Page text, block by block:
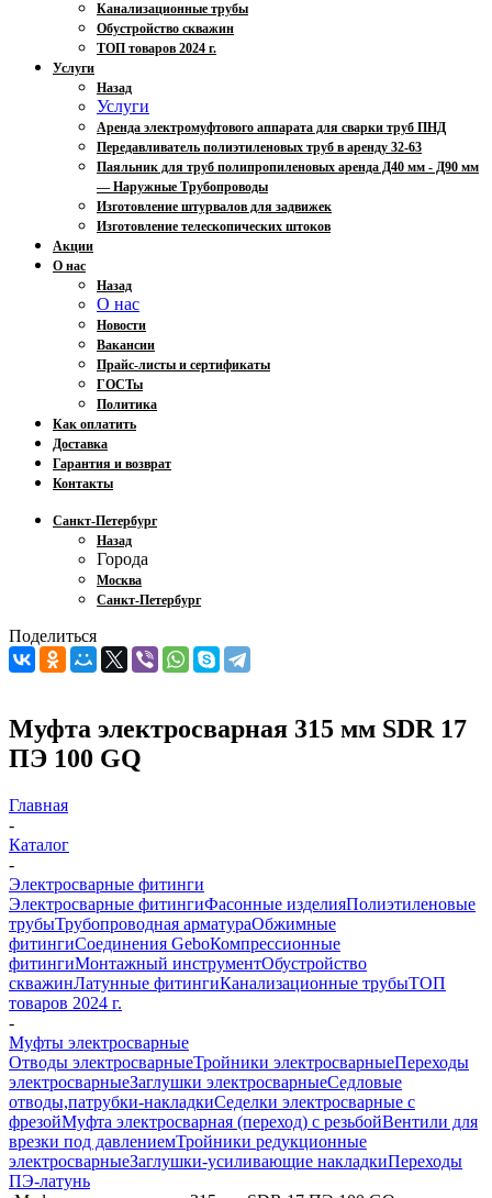
Канализационные трубы
Обустройство скважин
ТОП товаров 2024 г.
Услуги
Назад
Услуги
Аренда электромуфтового аппарата для сварки труб ПНД
Передавливатель полиэтиленовых труб в аренду 32-63
Паяльник для труб полипропиленовых аренда Д40 мм - Д90 мм
— Наружные Трубопроводы
Изготовление штурвалов для задвижек
Изготовление телескопических штоков
Акции
О нас
Назад
О нас
Новости
Вакансии
Прайс-листы и сертификаты
ГОСТы
Политика
Как оплатить
Доставка
Гарантия и возврат
Контакты
Санкт-Петербург
Назад
Города
Москва
Санкт-Петербург
Поделиться
Муфта электросварная 315 мм SDR 17
ПЭ 100 GQ
Главная
-
Каталог
-
Электросварные фитинги
Электросварные фитингиФасонные изделияПолиэтиленовые
трубыТрубопроводная арматураОбжимные
фитингиСоединения GeboКомпрессионные
фитингиМонтажный инструментОбустройство
скважинЛатунные фитингиКанализационные трубыТОП
товаров 2024 г.
-
Муфты электросварные
Отводы электросварныеТройники электросварныеПереходы
электросварныеЗаглушки электросварныеСедловые
отводы,патрубки-накладкиСеделки электросварные с
фрезойМуфта электросварная (переход) с резьбойВентили для
врезки под давлениемТройники редукционные
электросварныеЗаглушки-усиливающие накладкиПереходы
ПЭ-латунь